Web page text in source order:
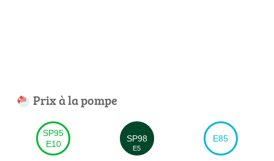
Prix à la pompe
SP95
E10
SP98
E5
E85